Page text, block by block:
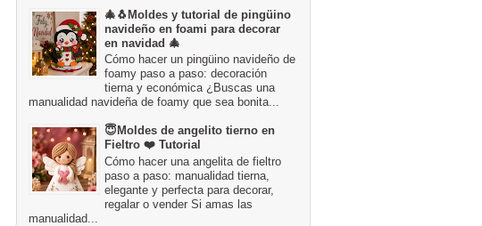
🎄🐧Moldes y tutorial de pingüino
navideño en foami para decorar
en navidad 🎄
Cómo hacer un pingüino navideño de
foamy paso a paso: decoración
tierna y económica ¿Buscas una
manualidad navideña de foamy que sea bonita...
😇Moldes de angelito tierno en
Fieltro ❤️ Tutorial
Cómo hacer una angelita de fieltro
paso a paso: manualidad tierna,
elegante y perfecta para decorar,
regalar o vender Si amas las
manualidad...